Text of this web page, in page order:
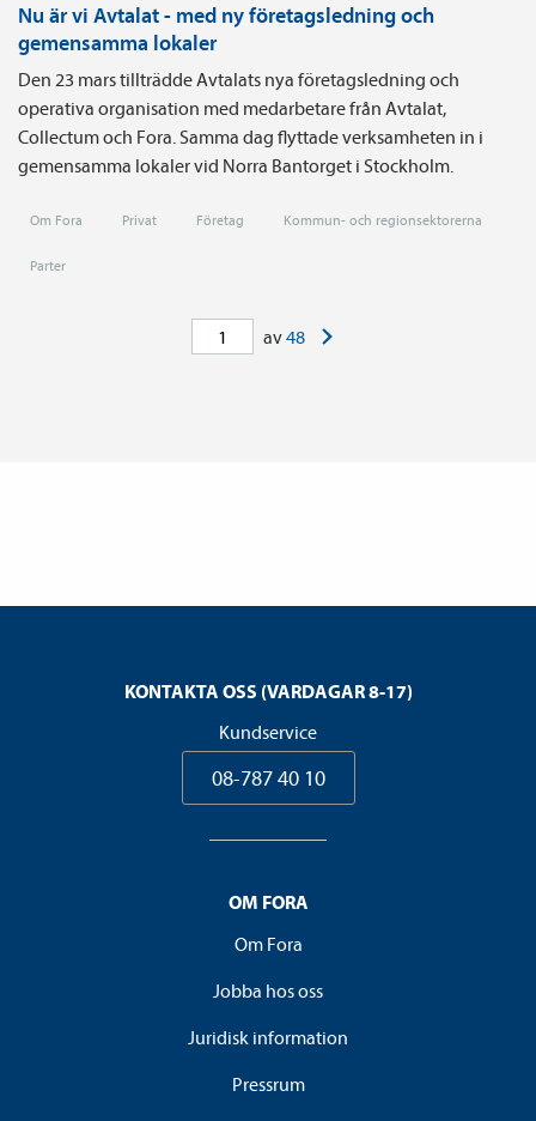
Nu är vi Avtalat - med ny företagsledning och
gemensamma lokaler
Den 23 mars tillträdde Avtalats nya företagsledning och
operativa organisation med medarbetare från Avtalat,
Collectum och Fora. Samma dag flyttade verksamheten in i
gemensamma lokaler vid Norra Bantorget i Stockholm.
Om Fora Privat Företag Kommun- och regionsektorerna
Parter
av48
KONTAKTA OSS (VARDAGAR 8-17)
Kundservice
08-787 40 10
OM FORA
Om Fora
Jobba hos oss
Juridisk information
Pressrum